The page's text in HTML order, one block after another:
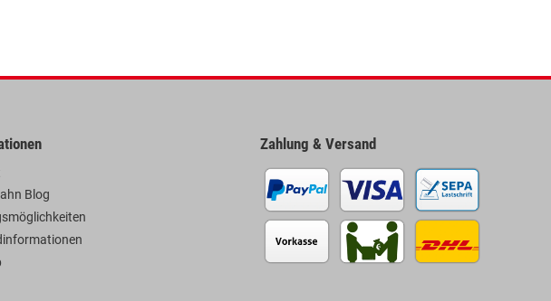
Blog
Zahlung & Versand